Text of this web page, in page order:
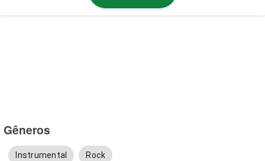
Gêneros
Instrumental Rock